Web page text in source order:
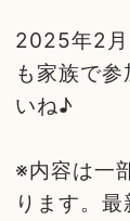
2025年2月
も家族で
いね♪
※内容は一
ります。